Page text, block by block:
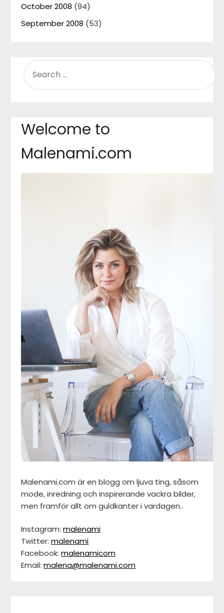
October 2008 (94)
September 2008 (53)
FOR:
Welcome to
Malenami.com
Malenami.com är en blogg om ljuva ting, såsom
mode, inredning och inspirerande vackra bilder,
men framför allt om guldkanter i vardagen..
Instagram:malenami
Twitter:malenami
Facebook:malenamicom
Email:malena@malenami.com